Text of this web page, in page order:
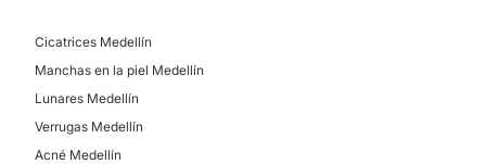
Cicatrices Medellín
Manchas en la piel Medellín
Lunares Medellín
Verrugas Medellín
Acné Medellín